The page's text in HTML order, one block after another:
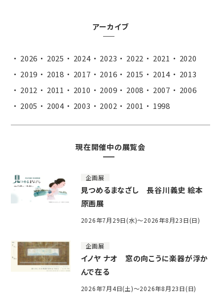
アーカイブ
2026 2025 2024 2023 2022 2021
2020
2019
2018 2017 2016 2015 2014
2013
2012
2011 2010 2009 2008 2007
2006
2005
2004 2003 2002 2001 1998
現在開催中の展覧会
企画展
見つめるまなざし 長谷川義史 絵本
原画展
2026年7月29日(水)～2026年8月23日(日)
企画展
イノヤ ナオ 窓の向こうに楽器が浮か
んで在る
2026年7月4日(土)～2026年8月23日(日)